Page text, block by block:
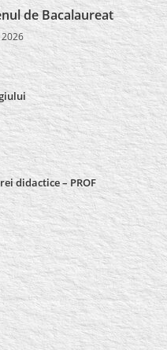
de Bacalaureat
didactice – PROF